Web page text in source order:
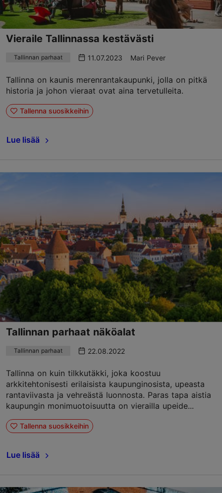
Vieraile Tallinnassa kestävästi
Tallinnan parhaat 11.07.2023 Mari Pever
Tallinna on kaunis merenrantakaupunki, jolla on pitkä
historia ja johon vieraat ovat aina tervetulleita.
Tallenna suosikkeihin
Lue lisää
Tallinnan parhaat näköalat
Tallinnan parhaat 22.08.2022
Tallinna on kuin tilkkutäkki, joka koostuu
arkkitehtonisesti erilaisista kaupunginosista, upeasta
rantaviivasta ja vehreästä luonnosta. Paras tapa aistia
kaupungin monimuotoisuutta on vierailla upeide...
Tallenna suosikkeihin
Lue lisää